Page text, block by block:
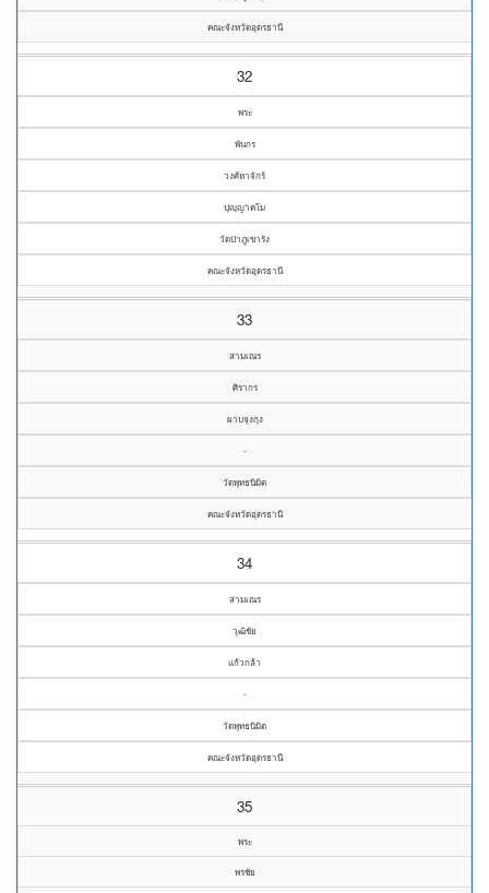
คณะจังหวัดอุดรธานี
32
พระ
พันกร
วงศ์หาจักร์
ปุญฺญาคโม
วัดป่าภูเขารัง
คณะจังหวัดอุดรธานี
33
สามเณร
ศิรากร
ผาบจุงกุง
-
วัดพุทธนิมิต
คณะจังหวัดอุดรธานี
34
สามเณร
วุฒิชัย
แก้วกล้า
-
วัดพุทธนิมิต
คณะจังหวัดอุดรธานี
35
พระ
พรชัย